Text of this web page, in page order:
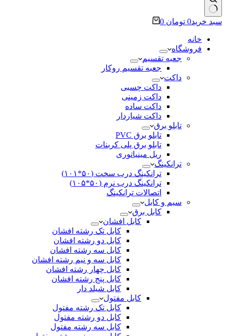
سبد خرید0 تومان 0
خانه
فروشگاه
جعبه تقسیم
جعبه تقسیم روکار
داکت
داکت چسبی
داکت زمینی
داکت ساده
داکت شیاردار
تابلو برق
تابلو برق PVC
تابلو برق پلی کربنات
ریل مینیاتوری
ترانکینگ
ترانکینگ درب سخت (۵۰*۱۰۱)
ترانکینگ درب نرم (۵۰*۱۰۵)
اتصالات ترانکینگ
سیم و کابل
کابل برق
کابل افشان
کابل تک رشته افشان
کابل دو رشته افشان
کابل سه رشته افشان
کابل سه و نیم رشته افشان
کابل چهار رشته افشان
کابل پنج رشته افشان
کابل شیلد دار
کابل مفتول
کابل تک رشته مفتول
کابل دو رشته مفتول
کابل سه رشته مفتول